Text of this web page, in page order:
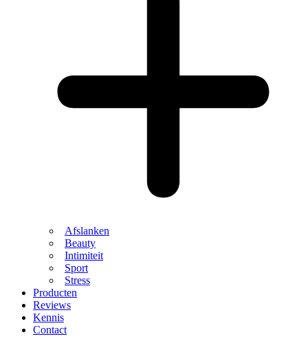
Afslanken
Beauty
Intimiteit
Sport
Stress
Producten
Reviews
Kennis
Contact